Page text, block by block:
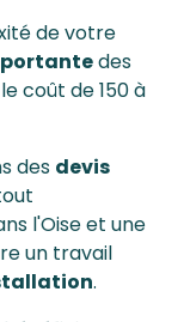
de votre
des
coût de 150 à
des devis
l'Oise et une
un travail
.